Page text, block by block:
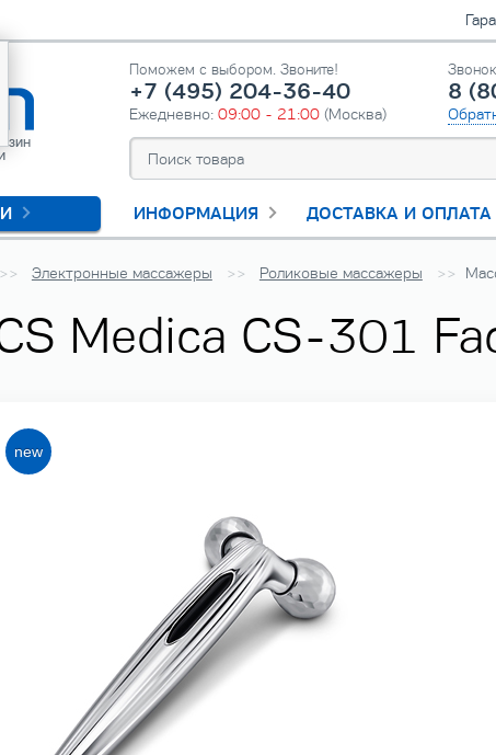
Поможем с выбором. Звоните!
+7 (495) 204-36-40
Ежедневно:09:00 - 21:00 (Москва)
8
ИНФОРМАЦИЯ ДОСТАВКА И ОПЛАТА
Электронные массажеры Роликовые массажеры
Medica CS-301